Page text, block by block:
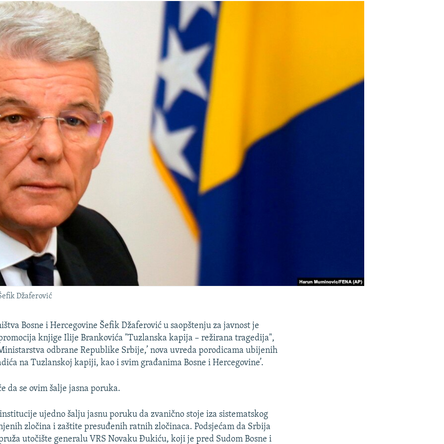
Džaferović
Bosne i Hercegovine Šefik Džaferović u saopštenju za javnost je
knjige Ilije Brankovića "Tuzlanska kapija – režirana tragedija",
odbrane Republike Srbije,’ nova uvreda porodicama ubijenih
na Tuzlanskoj kapiji, kao i svim građanima Bosne i Hercegovine’.
da se ovim šalje jasna poruka.
ujedno šalju jasnu poruku da zvanično stoje iza sistematskog
zločina i zaštite presuđenih ratnih zločinaca. Podsjećam da Srbija
utočište generalu VRS Novaku Đukiću, koji je pred Sudom Bosne i